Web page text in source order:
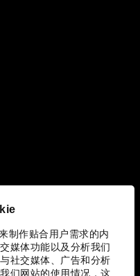
制作贴合用户需求的内
媒体功能以及分析我们
社交媒体、广告和分析
们网站的使用情况，这